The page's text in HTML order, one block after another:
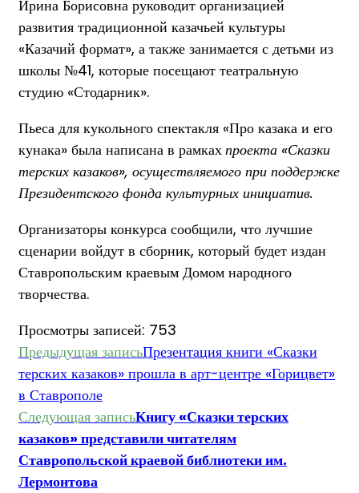
Ирина Борисовна руководит организацией
развития традиционной казачьей культуры
«Казачий формат», а также занимается с детьми из
школы №41, которые посещают театральную
студию «Стодарник».
Пьеса для кукольного спектакля «Про казака и его
кунака» была написана в рамкахпроекта «Сказки
терских казаков», осуществляемого при поддержке
Президентского фонда культурных инициатив.
Организаторы конкурса сообщили, что лучшие
сценарии войдут в сборник, который будет издан
Ставропольским краевым Домом народного
творчества.
Просмотры записей: 753
Еще
статьи
Предыдущая записьПрезентация книги «Сказки
терских казаков» прошла в арт-центре «Горицвет»
в Ставрополе
Следующая записьКнигу «Сказки терских
казаков» представили читателям
Ставропольской краевой библиотеки им.
Лермонтова